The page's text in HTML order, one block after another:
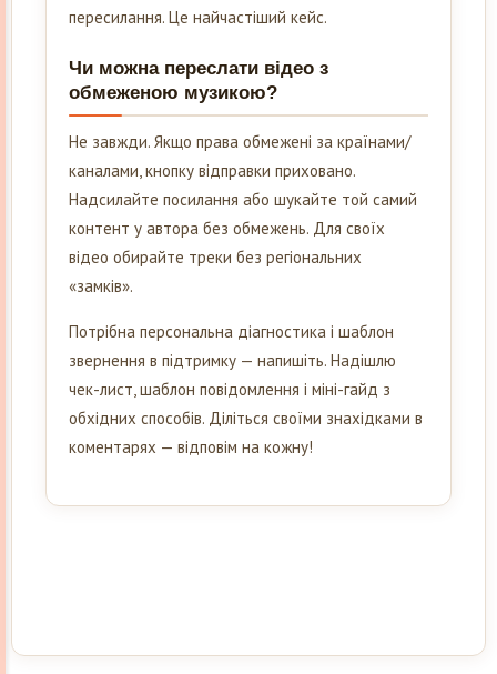
пересилання. Це найчастіший кейс.
Чи можна переслати відео з
обмеженою музикою?
Не завжди. Якщо права обмежені за країнами/
каналами, кнопку відправки приховано.
Надсилайте посилання або шукайте той самий
контент у автора без обмежень. Для своїх
відео обирайте треки без регіональних
«замків».
Потрібна персональна діагностика і шаблон
звернення в підтримку — напишіть. Надішлю
чек-лист, шаблон повідомлення і міні-гайд з
обхідних способів. Діліться своїми знахідками в
коментарях — відповім на кожну!